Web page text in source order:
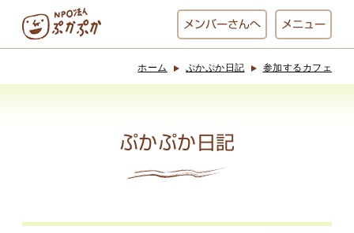
メンバーさんへ メニュー
ホーム ぷかぷか日記 参加するカフェ
ぷかぷか日記